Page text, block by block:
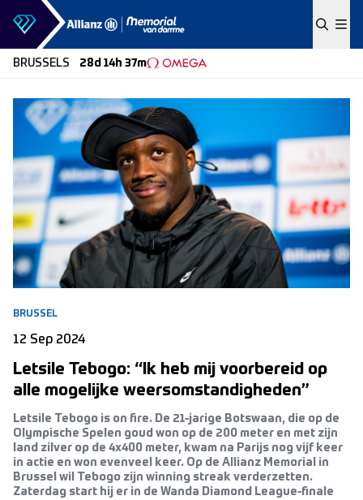
Skip to content
BRUSSELS 28d 14h 37m
BRUSSEL
12 Sep 2024
Letsile Tebogo: “Ik heb mij voorbereid op
alle mogelijke weersomstandigheden”
Letsile Tebogo is on fire. De 21-jarige Botswaan, die op de
Olympische Spelen goud won op de 200 meter en met zijn
land zilver op de 4x400 meter, kwam na Parijs nog vijf keer
in actie en won evenveel keer. Op de Allianz Memorial in
Brussel wil Tebogo zijn winning streak verderzetten.
Zaterdag start hij er in de Wanda Diamond League-finale